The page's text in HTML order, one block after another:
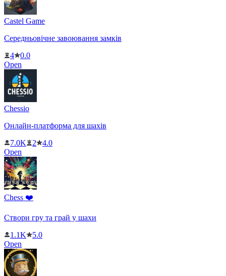
Castel Game
Середньовічне завоювання замків
4
0.0
Open
Chessio
Онлайн-платформа для шахів
7.0K
2
4.0
Open
Chess ❤️
Створи гру та грай у шахи
1.1K
5.0
Open